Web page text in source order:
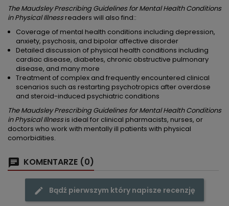
The Maudsley Prescribing Guidelines for Mental Health Conditions
in Physical Illnessreaders will also find::
Coverage of mental health conditions including depression,
anxiety, psychosis, and bipolar affective disorder
Detailed discussion of physical health conditions including
cardiac disease, diabetes, chronic obstructive pulmonary
disease, and many more
Treatment of complex and frequently encountered clinical
scenarios such as restarting psychotropics after overdose
and steroid-induced psychiatric conditions
The Maudsley Prescribing Guidelines for Mental Health Conditions
in Physical Illnessis ideal for clinical pharmacists, nurses, or
doctors who work with mentally ill patients with physical
comorbidities.
KOMENTARZE (0)
Bądź pierwszym który napisze recenzję